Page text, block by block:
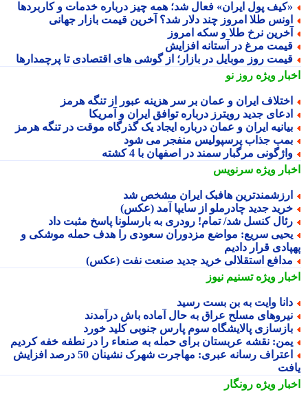
پول ایران» فعال شد؛ همه چیز درباره خدمات و کاربردها
طلا امروز چند دلار شد؟ آخرین قیمت بازار جهانی
نرخ طلا و سکه امروز
مرغ در آستانه افزایش
روز موبایل در بازار؛ از گوشی های اقتصادی تا پرچمدارها
ویژهروز نو
ایران و عمان بر سر هزینه عبور از تنگه هرمز
جدید رویترز درباره توافق ایران و آمریکا
ایران و عمان درباره ایجاد یک گذرگاه موقت در تنگه هرمز
جذاب پرسپولیس منفجر می شود
مرگبار سمند در اصفهان با 4 کشته
ویژهسرنویس
هافبک ایران مشخص شد
جدید چادرملو از سایپا آمد (عکس)
کنسل شد/ تمام! رودری به بارسلونا پاسخ مثبت داد
سریع: مواضع مزدوران سعودی را هدف حمله موشکی و
قرار دادیم
استقلالی خرید جدید صنعت نفت (عکس)
ویژهتسنیم نیوز
وایت به بن بست رسید
مسلح عراق به حال آماده باش درآمدند
پالایشگاه سوم پارس جنوبی کلید خورد
نقشه عربستان برای حمله به صنعاء را در نطفه خفه کردیم
اعتراف رسانه عبری: مهاجرت شهرک نشینان 50 درصد افزایش
ویژهرونگار